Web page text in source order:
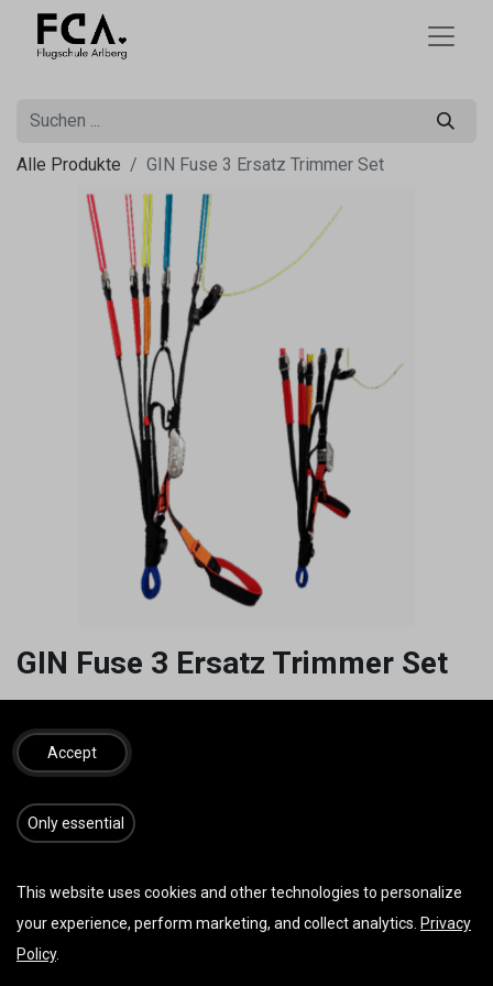
Alle Produkte GIN Fuse 3 Ersatz Trimmer Set
GIN Fuse 3 Ersatz Trimmer Set
IN DEN WARENKORB
Auf die Wunschliste
AGB
Accept
​​​Only essential
This website uses cookies and other technologies to personalize
your experience, perform marketing, and collect analytics. Privacy
Policy.